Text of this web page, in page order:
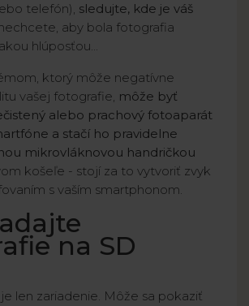
telefón), sledujte, kde je váš
aby bola fotografia
hlúposťou...
ktorý môže negatívne
vašej fotografie, môže byť
alebo prachový fotoaparát
a stačí ho pravidelne
mikrovláknovou handričkou
košeľe - stojí za to vytvoriť zvyk
s vaším smartphonom.
na SD
len zariadenie. Môže sa pokaziť